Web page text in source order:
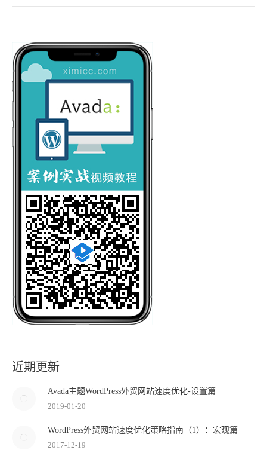
近期更新
Avada主题WordPress外贸网站速度优化-设置篇
2019-01-20
WordPress外贸网站速度优化策略指南（1）：宏观篇
2017-12-19